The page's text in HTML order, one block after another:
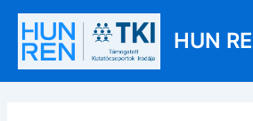
Skip
content
HUN
Post
navigation